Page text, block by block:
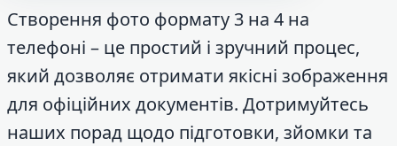
Створення фото формату 3 на 4 на
телефоні – це простий і зручний процес,
який дозволяє отримати якісні зображення
для офіційних документів. Дотримуйтесь
наших порад щодо підготовки, зйомки та